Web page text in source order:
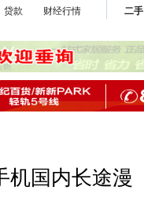
贷款
财经行情
二手
机国内长途漫